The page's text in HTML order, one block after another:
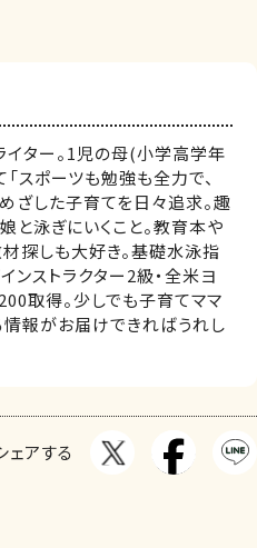
ター。1児の母(小学高学年
スポーツも勉強も全力で、
ざした子育てを日々追求。趣
と泳ぎにいくこと。教育本や
探しも大好き。基礎水泳指
ンストラクター2級・全米ヨ
取得。少しでも子育てママ
報がお届けできればうれし
ェアする